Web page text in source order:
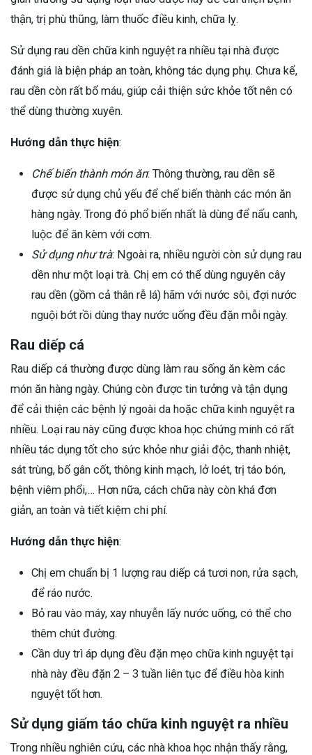
thận, trị phù thũng, làm thuốc điều kinh, chữa lỵ.
Sử dụng rau dền chữa kinh nguyệt ra nhiều tại nhà được
đánh giá là biện pháp an toàn, không tác dụng phụ. Chưa kể,
rau dền còn rất bổ máu, giúp cải thiện sức khỏe tốt nên có
thể dùng thường xuyên.
Hướng dẫn thực hiện:
Chế biến thành món ăn: Thông thường, rau dền sẽ
được sử dụng chủ yếu để chế biến thành các món ăn
hàng ngày. Trong đó phổ biến nhất là dùng để nấu canh,
luộc để ăn kèm với cơm.
Sử dụng như trà: Ngoài ra, nhiều người còn sử dụng rau
dền như một loại trà. Chị em có thể dùng nguyên cây
rau dền (gồm cả thân rễ lá) hãm với nước sôi, đợi nước
nguội bớt rồi dùng thay nước uống đều đặn mỗi ngày.
Rau diếp cá
Rau diếp cá thường được dùng làm rau sống ăn kèm các
món ăn hàng ngày. Chúng còn được tin tưởng và tận dụng
để cải thiện các bệnh lý ngoài da hoặc chữa kinh nguyệt ra
nhiều. Loại rau này cũng được khoa học chứng minh có rất
nhiều tác dụng tốt cho sức khỏe như giải độc, thanh nhiệt,
sát trùng, bổ gân cốt, thông kinh mạch, lở loét, trị táo bón,
bệnh viêm phổi,… Hơn nữa, cách chữa này còn khá đơn
giản, an toàn và tiết kiệm chi phí.
Hướng dẫn thực hiện:
Chị em chuẩn bị 1 lượng rau diếp cá tươi non, rửa sạch,
để ráo nước.
Bỏ rau vào máy, xay nhuyễn lấy nước uống, có thể cho
thêm chút đường.
Cần duy trì áp dụng đều đặn mẹo chữa kinh nguyệt tại
nhà này đều đặn 2 – 3 tuần liên tục để điều hòa kinh
nguyệt tốt hơn.
Sử dụng giấm táo chữa kinh nguyệt ra nhiều
Trong nhiều nghiên cứu, các nhà khoa học nhận thấy rằng,